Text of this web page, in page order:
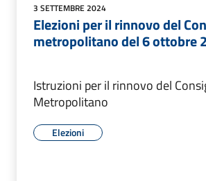
3 SETTEMBRE 2024
Elezioni per il rinnovo del
metropolitano del 6 ottobre
Istruzioni per il rinnovo del
Metropolitano
Elezioni